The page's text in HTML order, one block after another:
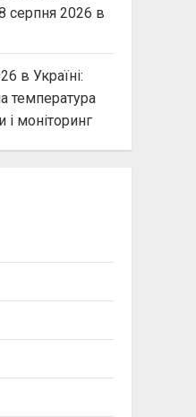
серпня 2026 в
в Україні:
температура
моніторинг